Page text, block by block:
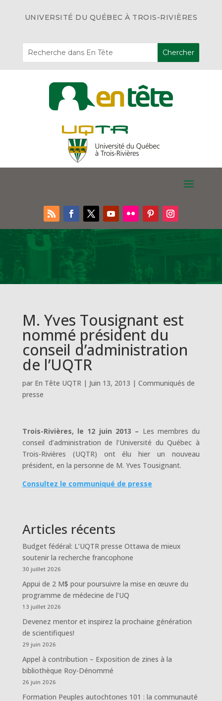
UNIVERSITÉ DU QUÉBEC À TROIS-RIVIÈRES
M. Yves Tousignant est
nommé président du
conseil d’administration
de l’UQTR
par En Tête UQTR| Juin 13, 2013 | Communiqués de
presse
Trois-Rivières, le 12 juin 2013 – Les membres du
conseil d’administration de l’Université du Québec à
Trois-Rivières (UQTR) ont élu hier un nouveau
président, en la personne de M. Yves Tousignant.
Consultez le communiqué de presse
Articles récents
Budget fédéral: L’UQTR presse Ottawa de mieux
soutenir la recherche francophone
30 juillet 2026
Appui de 2 M$ pour poursuivre la mise en œuvre du
programme de médecine de l’UQ
13 juillet 2026
Devenez mentor et inspirez la prochaine génération
de scientifiques!
29 juin 2026
Appel à contribution – Exposition de zines à la
bibliothèque Roy-Dénommé
26 juin 2026
Formation Peuples autochtones 101 : la communauté